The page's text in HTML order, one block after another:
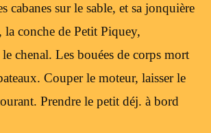
cabanes sur le sable, et sa jonquière
la conche de Petit Piquey,
chenal. Les bouées de corps mort
Couper le moteur, laisser le
Prendre le petit déj. à bord